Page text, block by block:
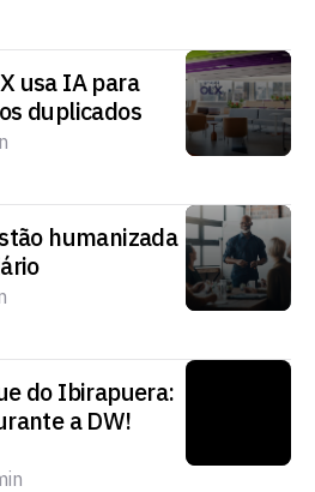
usa IA para
duplicados
humanizada
do Ibirapuera:
a DW!